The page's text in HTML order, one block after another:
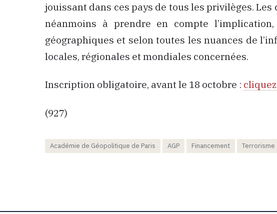
jouissant dans ces pays de tous les privilèges.
néanmoins à prendre en compte
géographiques et selon toutes les nuances de
locales, régionales et mondiales concernées.
Inscription obligatoire, avant le 18 octobre :
(927)
Académie de Géopolitique de Paris AGP Financement Terrorisme